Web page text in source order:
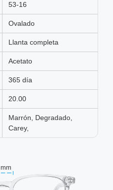
53-16
Ovalado
Llanta completa
Acetato
365 día
20.00
Marrón, Degradado,
Carey,
mm